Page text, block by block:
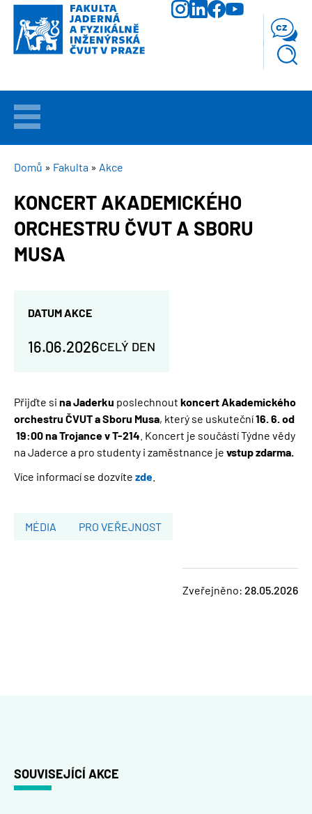
Přejít
hlavnímu
obsahu
VÍTEJTE
UCHAZEČI
STUDIUM
A
VÝZKUM
cz
DROBEČKOVÁ
Domů Fakulta Akce
KONCERT AKADEMICKÉHO
ORCHESTRU ČVUT A SBORU
MUSA
DATUM AKCE
16.06.2026CELÝ DEN
Přijďte si na Jaderku poslechnout koncert Akademického
orchestru ČVUT a Sboru Musa, který se uskuteční16. 6. od
19:00 na Trojance v T-214 . Koncert je součástí Týdne vědy
na Jaderce a pro studenty i zaměstnance je vstup zdarma.
Více informací se dozvíte zde
MÉDIA PRO VEŘEJNOST
Zveřejněno: 28.05.2026
SOUVISEJÍCÍ AKCE